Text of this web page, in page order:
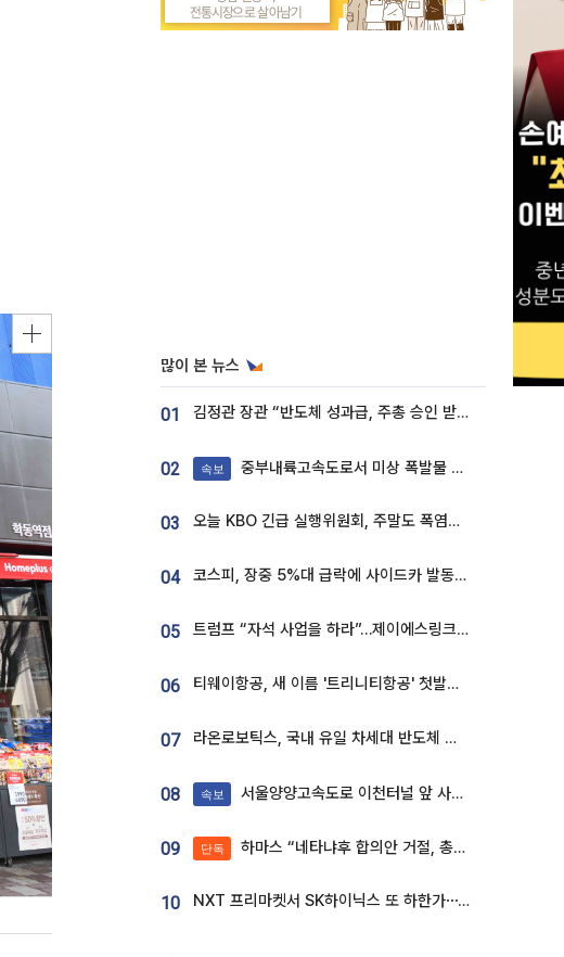
많이 본 뉴스
01 김정관 장관 “반도체 성과급, 주총 승인 받도록”…상법·자본시장법 개정 시사
02 속보 중부내륙고속도로서 미상 폭발물 발견
03 오늘 KBO 긴급 실행위원회, 주말도 폭염취소 될까
04 코스피, 장중 5%대 급락에 사이드카 발동…삼성·SK 동반 폭락
05 트럼프 “자석 사업을 하라”…제이에스링크, 비중국 영구자석 공급망 구축 속도
06 티웨이항공, 새 이름 '트리니티항공' 첫발…SSC 전략 본격화
07 라온로보틱스, 국내 유일 차세대 반도체 공정 로봇 개발 ‘고객사 테스트 진행’
08 속보 서울양양고속도로 이천터널 앞 사고 발생
09 단독 하마스 “네타냐후 합의안 거절, 총선 앞두고 시간 끌기”
10 NXT 프리마켓서 SK하이닉스 또 하한가⋯‘11주 거래’에 시초가 왜곡